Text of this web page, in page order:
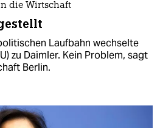
die Wirtschaft
Laufbahn wechselte
zu Daimler. Kein Problem, sagt
Berlin.